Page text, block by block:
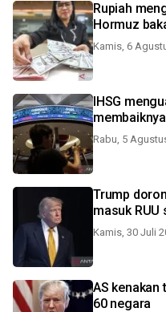
Rupiah
Hormuz
Kamis, 6
IHSG
Rabu, 5
Trump
masuk RUU
Kamis, 30 Juli
AS kenakan
60 negara